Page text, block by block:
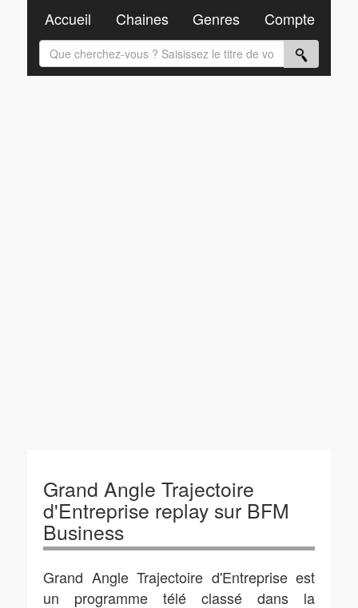
Grand Angle Trajectoire
d'Entreprise replay sur BFM
Business
Grand Angle Trajectoire d'Entreprise est
un programme télé classé dans la
Accueil Chaines Genres Compte